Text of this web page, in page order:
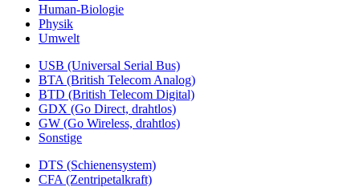
Human-Biologie
Physik
Umwelt
USB (Universal Serial Bus)
BTA (British Telecom Analog)
BTD (British Telecom Digital)
GDX (Go Direct, drahtlos)
GW (Go Wireless, drahtlos)
Sonstige
DTS (Schienensystem)
CFA (Zentripetalkraft)